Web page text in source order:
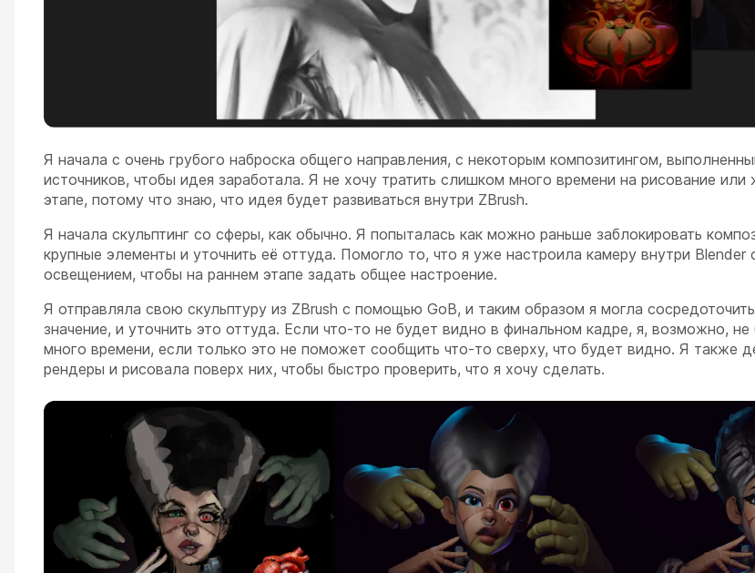
Я начала с очень грубого наброска общего направления, с некоторым композитингом,
источников, чтобы идея заработала. Я не хочу тратить слишком много времени на рисование или
этапе, потому что знаю, что идея будет развиваться внутри ZBrush.
Я начала скульптинг со сферы, как обычно. Я попыталась как можно раньше заблокировать
крупные элементы и уточнить её оттуда. Помогло то, что я уже настроила камеру внутри Blender
освещением, чтобы на раннем этапе задать общее настроение.
Я отправляла свою скульптуру из ZBrush с помощью GoB, и таким образом я могла
значение, и уточнить это оттуда. Если что-то не будет видно в финальном кадре, я, возможно, не
много времени, если только это не поможет сообщить что-то сверху, что будет видно. Я также
рендеры и рисовала поверх них, чтобы быстро проверить, что я хочу сделать.